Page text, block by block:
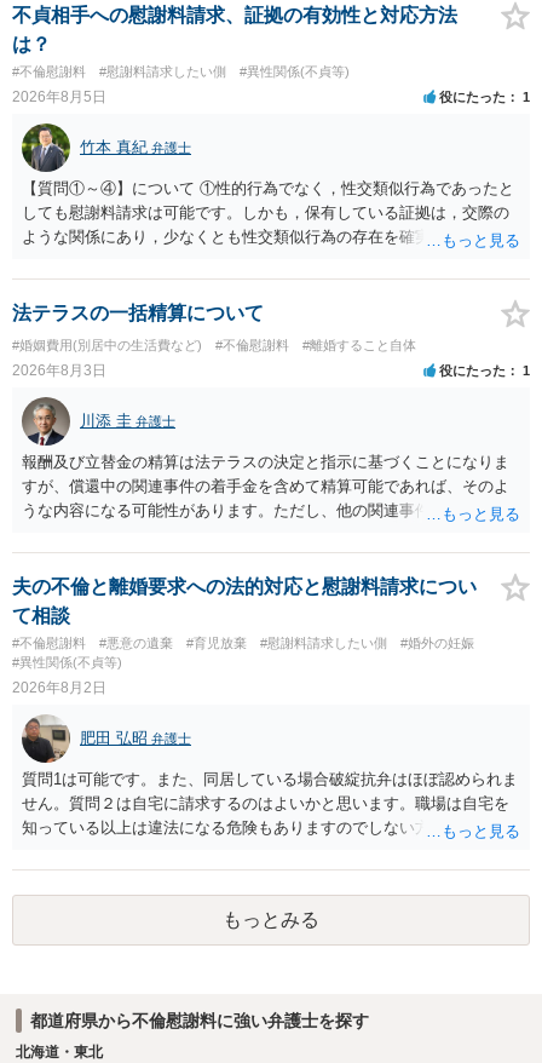
貞発覚後、長期間同居を続けると、不貞を許したとの評価につながる
場合がありますので、ご注意ください。 以上、ご参考まで。
不貞相手への慰謝料請求、証拠の有効性と対応方法
は？
#不倫慰謝料 #慰謝料請求したい側 #異性関係(不貞等)
2026年8月5日 役にたった 1
竹本 真紀 弁護士
【質問①～④】について ①性的行為でなく，性交類似行為であったと
しても慰謝料請求は可能です。しかも，保有している証拠は，交際の
ような関係にあり，少なくとも性交類似行為の存在を確実に証明でき
ことを窺わせるものです。）。ですから，慰謝料請求を進めることで
よいと思います。 ただ．慰謝料額については，婚姻破綻に至っていな
いとして，この点を考慮されることになるかもしれません。 ②夫との
今後のことを考えて書いてもらうか否かを検討するのがよいと思いま
す。今ある証拠以上のことを証明（証明力を強めることも含む）でき
るのであれば，前向きに検討を進めるという考え方でもよいでしょ
う。慰謝料請求としては証拠として使えることが前提であり，その価
値と夫との関係との均衡のように思います。 ③行政書士に委任をして
いるのであれば，どのような内容の委任なのか不明ですが，その行政
書士との協議になると思います。請求するか，訴訟にするか，その点
の見極めや，相手方は性交類似行為は認めているのか，それさえも否
定しているのかによって，考え方・進め方は変わってくると思いま
す。 ④性交類似行為を認めているにもかかわらず支払を拒否するので
あれば，本人（行政書士でも同じだと思います。）への対応ではあま
り変わらないように思います。減額で折り合えるなら本人様の交渉で
もよいように思いますが，ゼロかどうかの観点であれば，訴訟に進む
しかなくなるようにも思います。そうしますと，お近くの弁護士に相
談して進めることを検討した方がよいようにも思います。
法テラスの一括精算について
#婚姻費用(別居中の生活費など) #不倫慰謝料 #離婚すること自体
2026年8月3日 役にたった 1
川添 圭 弁護士
報酬及び立替金の精算は法テラスの決定と指示に基づくことになりま
すが、償還中の関連事件の着手金を含めて精算可能であれば、そのよ
うな内容になる可能性があります。ただし、他の関連事件でも相手方
情によって対応が違いますので、法テラスへお尋ねいただいた方が確
実です。
夫の不倫と離婚要求への法的対応と慰謝料請求につい
て相談
#不倫慰謝料 #悪意の遺棄 #育児放棄 #慰謝料請求したい側
#婚外の妊娠
#異性関係(不貞等)
2026年8月2日
肥田 弘昭 弁護士
質問1は可能です。また、同居している場合破綻抗弁はほぼ認められま
せん。質問２は自宅に請求するのはよいかと思います。職場は自宅を
知っている以上は違法になる危険もありますのでしない方が良いで
かと思います。有責配偶者ですので相手方からの離婚は拒否しても仮
に訴訟されても法的に成立しません。質問５は認知すると養育費支払
い、相続権が発生します。合意があれば法的に可能ですが法律で強制
することはできません。質問６は可能です。質問７は不貞行為の写真
もっとみる
都道府県から不倫慰謝料に強い弁護士を探す
北海道・東北